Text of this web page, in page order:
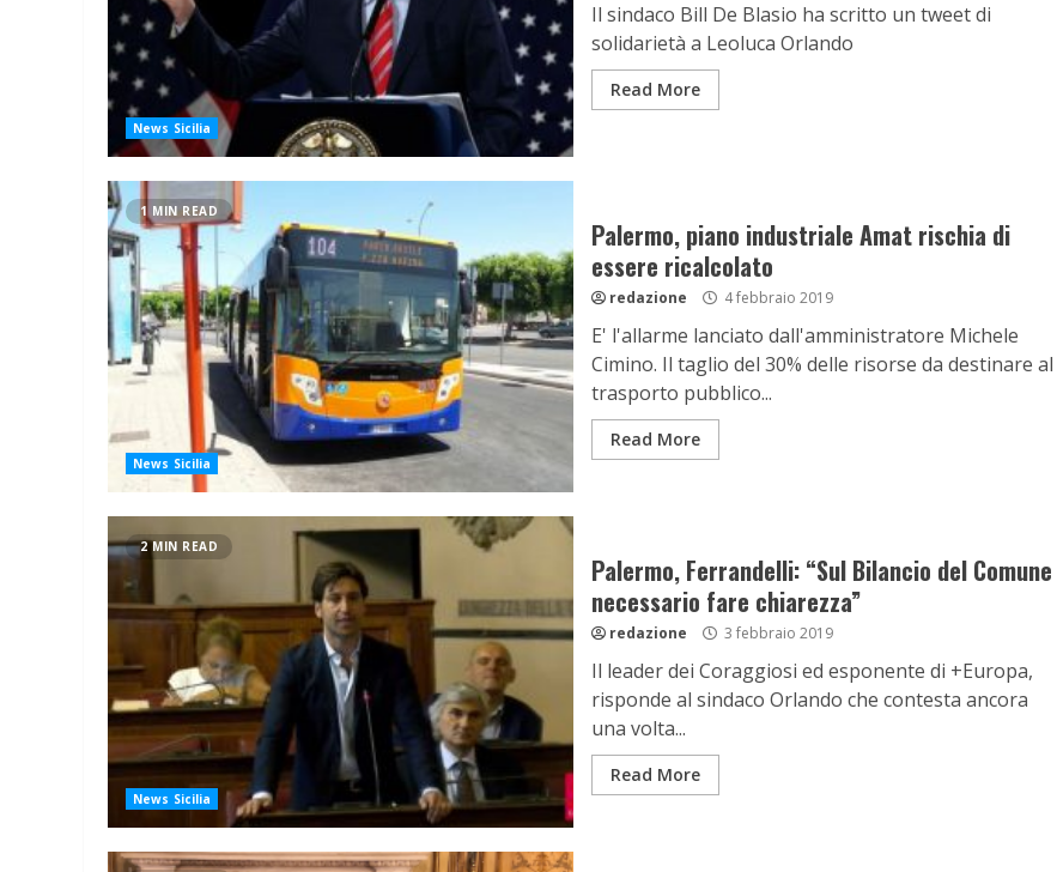
News Sicilia
Il sindaco Bill De Blasio ha scritto un tweet di
solidarietà a Leoluca Orlando
Read More
1 MIN READ
News Sicilia
Palermo, piano industriale Amat rischia di
essere ricalcolato
redazione 4 febbraio 2019
E' l'allarme lanciato dall'amministratore Michele
Cimino. Il taglio del 30% delle risorse da destinare al
trasporto pubblico...
Read More
2 MIN READ
News Sicilia
Palermo, Ferrandelli: “Sul Bilancio del Comune
necessario fare chiarezza”
redazione 3 febbraio 2019
Il leader dei Coraggiosi ed esponente di +Europa,
risponde al sindaco Orlando che contesta ancora
una volta...
Read More